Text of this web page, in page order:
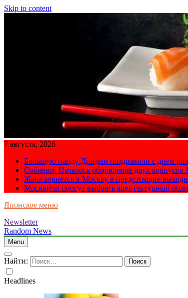
Skip to content
7 августа, 2026
Большую панду Диндин поздравили с днем
Собянин: Началось обновление двух
Жара вернется в Москву в предстоящие
Москвичи смогут выбрать архитектурный
Японское меню
Newsletter
Random News
Menu
Найти:
Headlines